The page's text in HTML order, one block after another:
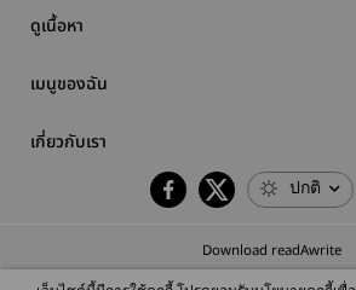
ดูเนื้อหา
เมนูของฉัน
เกี่ยวกับเรา
ปกติ
Download readAwrite